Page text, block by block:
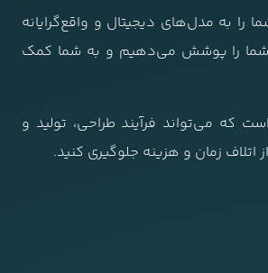
را به مدل‌های دیجیتال و واقع‌گرایانه
شما را پوشش می‌دهیم و به شما کمک
که می‌تواند فرآیند طراحی، تولید و
اتلاف زمان و هزینه جلوگیری کنید.